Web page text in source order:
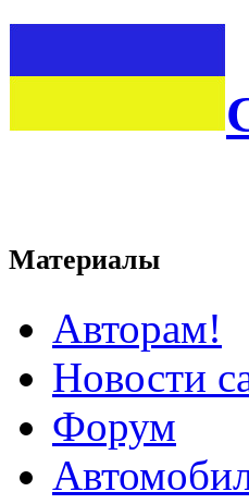
Материалы
Авторам!
Новости
Форум